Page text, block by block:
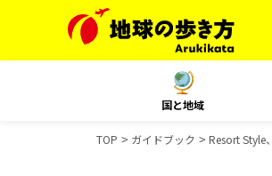
国と地域
TOP ガイドブック Resort Style